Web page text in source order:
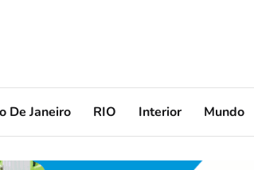
De Janeiro RIO Interior Mundo